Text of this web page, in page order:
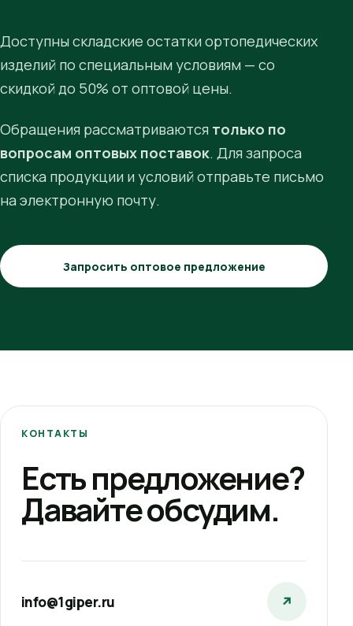
Доступны складские остатки ортопедических
изделий по специальным условиям — со
скидкой до 50% от оптовой цены.
Обращения рассматриваются только по
вопросам оптовых поставок. Для запроса
списка продукции и условий отправьте письмо
на электронную почту.
Запросить оптовое предложение
КОНТАКТЫ
Есть предложение?
Давайте обсудим.
info@1giper.ru ↗